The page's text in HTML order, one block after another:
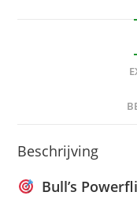
Beschrijving
Bull’s